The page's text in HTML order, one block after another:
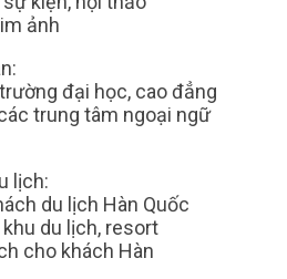
ảnh
đại học, cao đẳng
trung tâm ngoại ngữ
lịch:
du lịch Hàn Quốc
du lịch, resort
cho khách Hàn